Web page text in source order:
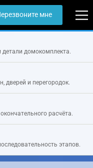
мне
домокомплекта.
дверей и перегородок.
расчёта.
этапов.